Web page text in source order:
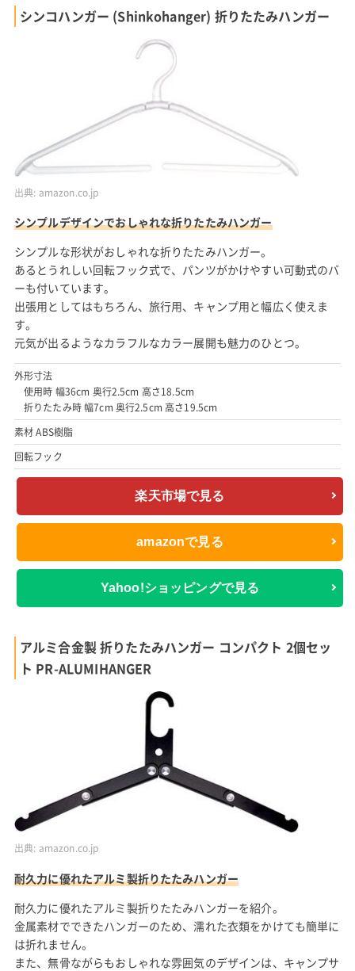
シンコハンガー (Shinkohanger) 折りたたみハンガー
出典: amazon.co.jp
シンプルデザインでおしゃれな折りたたみハンガー
シンプルな形状がおしゃれな折りたたみハンガー。
あるとうれしい回転フック式で、パンツがかけやすい可動式のバ
ーも付いています。
出張用としてはもちろん、旅行用、キャンプ用と幅広く使えま
す。
元気が出るようなカラフルなカラー展開も魅力のひとつ。
外形寸法
使用時 幅36cm 奥行2.5cm 高さ18.5cm
折りたたみ時 幅7cm 奥行2.5cm 高さ19.5cm
素材 ABS樹脂
回転フック
楽天市場で見る
amazonで見る
Yahoo!ショッピングで見る
アルミ合金製 折りたたみハンガー コンパクト 2個セッ
ト PR-ALUMIHANGER
出典: amazon.co.jp
耐久力に優れたアルミ製折りたたみハンガー
耐久力に優れたアルミ製折りたたみハンガーを紹介。
金属素材でできたハンガーのため、濡れた衣類をかけても簡単に
は折れません。
また、無骨ながらもおしゃれな雰囲気のデザインは、キャンプサ